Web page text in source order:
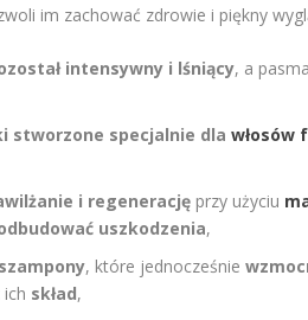
im zachować zdrowie i piękny
intensywny i lśniący, a
stworzone specjalnie dlawłosów
i regenerację przy użyciu
uszkodzenia,
, które jednocześnie
skład,